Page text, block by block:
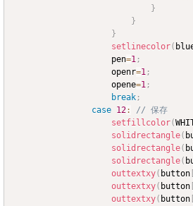
}
}
}
setlinecolor(
					pen
=1 ;
					openr
=1 ;
					opene
=1 ;
break ;
case 12:
// 保存
setfillcolor(
solidrectangle(
solidrectangle(
solidrectangle(
outtextxy( button
outtextxy( button
outtextxy( button